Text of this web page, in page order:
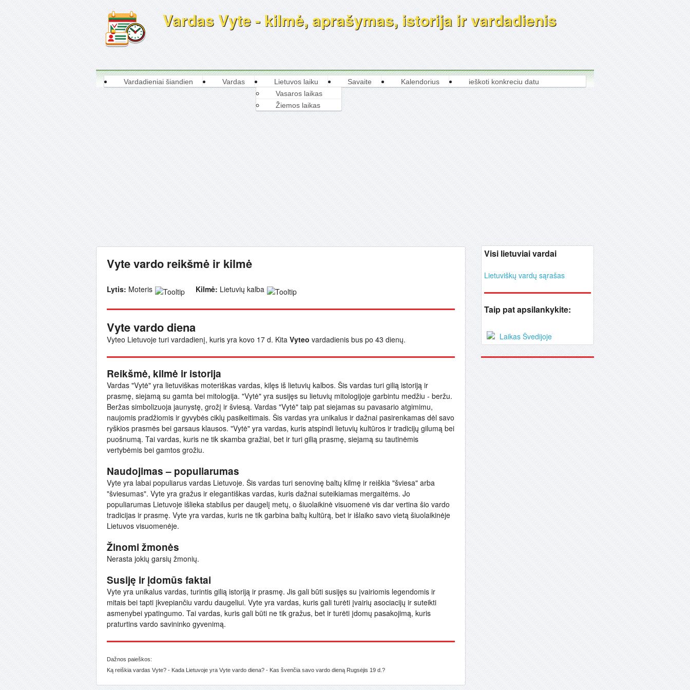
Vardas Vyte - kilmė, aprašymas, istorija ir vardadienis
Vardadieniai šiandien Vardas
Lietuvos laiku
Vasaros laikas
Žiemos laikas
Savaite Kalendorius ieškoti konkreciu datu
Vyte vardo reikšmė ir kilmė
Lytis: Moteris Kilmė: Lietuvių kalba
Vyte vardo diena
Vyteo Lietuvoje turi vardadienį, kuris yra kovo 17 d. Kita Vyteo vardadienis bus po 43 dienų.
Reikšmė, kilmė ir istorija
Vardas "Vytė" yra lietuviškas moteriškas vardas, kilęs iš lietuvių kalbos. Šis vardas turi gilią istoriją ir
prasmę, siejamą su gamta bei mitologija. "Vytė" yra susijęs su lietuvių mitologijoje garbintu medžiu - beržu.
Beržas simbolizuoja jaunystę, grožį ir šviesą. Vardas "Vytė" taip pat siejamas su pavasario atgimimu,
naujomis pradžiomis ir gyvybės ciklų pasikeitimais. Šis vardas yra unikalus ir dažnai pasirenkamas dėl savo
ryškios prasmės bei garsaus klausos. "Vytė" yra vardas, kuris atspindi lietuvių kultūros ir tradicijų gilumą bei
puošnumą. Tai vardas, kuris ne tik skamba gražiai, bet ir turi gilią prasmę, siejamą su tautinėmis
vertybėmis bei gamtos grožiu.
Naudojimas – populiarumas
Vyte yra labai populiarus vardas Lietuvoje. Šis vardas turi senovinę baltų kilmę ir reiškia "šviesa" arba
"šviesumas". Vyte yra gražus ir elegantiškas vardas, kuris dažnai suteikiamas mergaitėms. Jo
populiarumas Lietuvoje išlieka stabilus per daugelį metų, o šiuolaikinė visuomenė vis dar vertina šio vardo
tradicijas ir prasmę. Vyte yra vardas, kuris ne tik garbina baltų kultūrą, bet ir išlaiko savo vietą šiuolaikinėje
Lietuvos visuomenėje.
Žinomi žmonės
Nerasta jokių garsių žmonių.
Susiję ir įdomūs faktai
Vyte yra unikalus vardas, turintis gilią istoriją ir prasmę. Jis gali būti susijęs su įvairiomis legendomis ir
mitais bei tapti įkvepiančiu vardu daugeliui. Vyte yra vardas, kuris gali turėti įvairių asociacijų ir suteikti
asmenybei ypatingumo. Tai vardas, kuris gali būti ne tik gražus, bet ir turėti įdomų pasakojimą, kuris
praturtins vardo savininko gyvenimą.
Dažnos paieškos:
Ką reiškia vardas Vyte? - Kada Lietuvoje yra Vyte vardo diena? - Kas švenčia savo vardo dieną Rugsėjis 19 d.?
Visi lietuviai vardai
Lietuviškų vardų sąrašas
Taip pat apsilankykite:
Laikas Švedijoje